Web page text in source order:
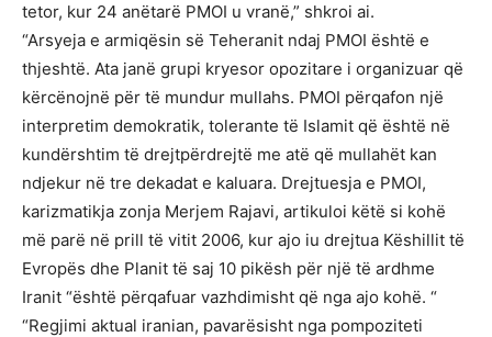
tetor, kur 24 anëtarë PMOI u vranë,” shkroi ai.
“Arsyeja e armiqësin së Teheranit ndaj PMOI është e
thjeshtë. Ata janë grupi kryesor opozitare i organizuar që
kërcënojnë për të mundur mullahs. PMOI përqafon një
interpretim demokratik, tolerante të Islamit që është në
kundërshtim të drejtpërdrejtë me atë që mullahët kan
ndjekur në tre dekadat e kaluara. Drejtuesja e PMOI,
karizmatikja zonja Merjem Rajavi, artikuloi këtë si kohë
më parë në prill të vitit 2006, kur ajo iu drejtua Këshillit të
Evropës dhe Planit të saj 10 pikësh për një të ardhme
Iranit “është përqafuar vazhdimisht që nga ajo kohë. “
“Regjimi aktual iranian, pavarësisht nga pompoziteti